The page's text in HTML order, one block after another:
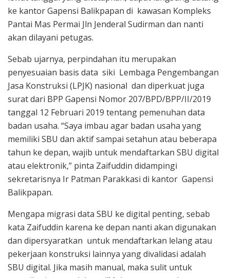
ke kantor Gapensi Balikpapan di kawasan Kompleks
Pantai Mas Permai Jln Jenderal Sudirman dan nanti
akan dilayani petugas.
Sebab ujarnya, perpindahan itu merupakan
penyesuaian basis data siki Lembaga Pengembangan
Jasa Konstruksi (LPJK) nasional dan diperkuat juga
surat dari BPP Gapensi Nomor 207/BPD/BPP/II/2019
tanggal 12 Februari 2019 tentang pemenuhan data
badan usaha. “Saya imbau agar badan usaha yang
memiliki SBU dan aktif sampai setahun atau beberapa
tahun ke depan, wajib untuk mendaftarkan SBU digital
atau elektronik,” pinta Zaifuddin didampingi
sekretarisnya Ir Patman Parakkasi di kantor Gapensi
Balikpapan.
Mengapa migrasi data SBU ke digital penting, sebab
kata Zaifuddin karena ke depan nanti akan digunakan
dan dipersyaratkan untuk mendaftarkan lelang atau
pekerjaan konstruksi lainnya yang divalidasi adalah
SBU digital. Jika masih manual, maka sulit untuk